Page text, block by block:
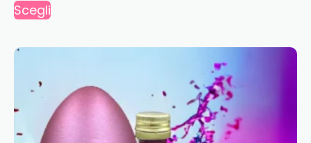
Scegli